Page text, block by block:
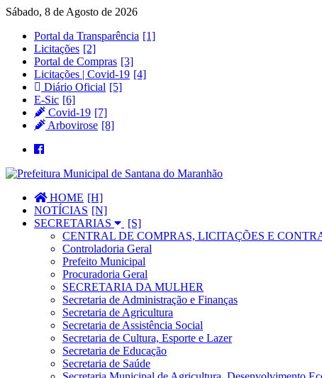
Sábado, 8 de Agosto de 2026
Portal da Transparência
Licitações
Portal de Compras
Licitações | Covid-19
Diário Oficial
E-Sic
Covid-19
Arbovirose
HOME
NOTÍCIAS
SECRETARIAS
CENTRAL DE COMPRAS, LICITAÇÕES E
Controladoria Geral
Prefeito Municipal
Procuradoria Geral
SECRETARIA DA MULHER
Secretaria de Administração e Finanças
Secretaria de Agricultura
Secretaria de Assistência Social
Secretaria de Cultura, Esporte e Lazer
Secretaria de Educação
Secretaria de Saúde